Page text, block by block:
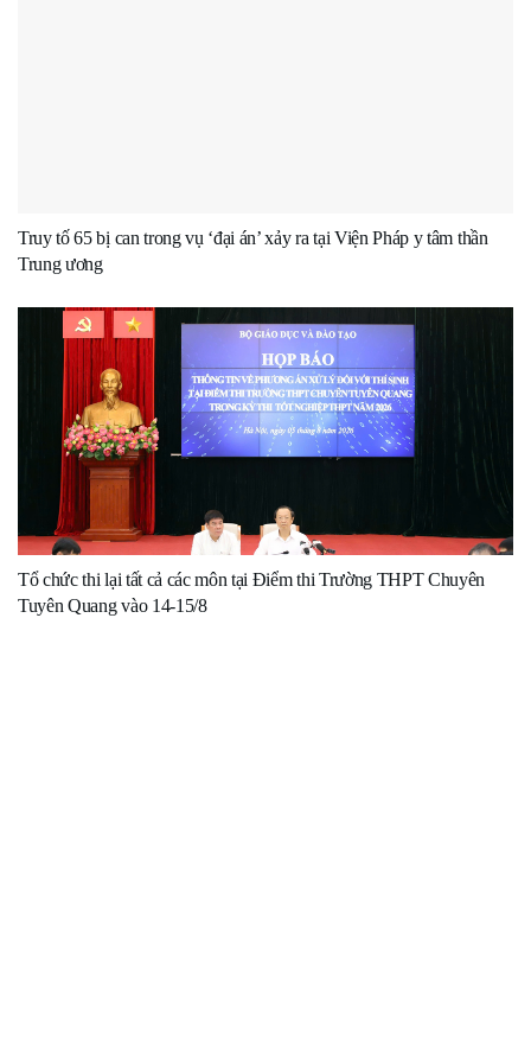
Truy tố 65 bị can trong vụ ‘đại án’ xảy ra tại Viện Pháp y tâm thần
Trung ương
Tổ chức thi lại tất cả các môn tại Điểm thi Trường THPT Chuyên
Tuyên Quang vào 14-15/8